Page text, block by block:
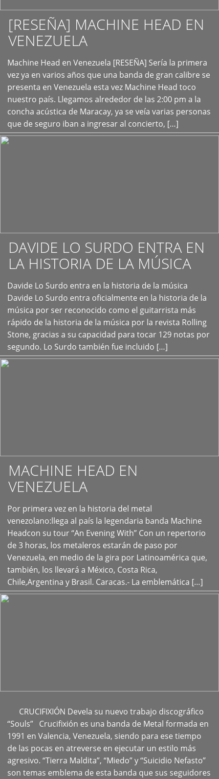
[RESEÑA] MACHINE HEAD EN
VENEZUELA
Machine Head en Venezuela [RESEÑA] Sería la primera
vez ya en varios años que una banda de gran calibre se
presenta en Venezuela esta vez Machine Head toco
nuestro país. Llegamos alrededor de las 2:00 pm a la
concha acústica de Maracay, ya se veía varias personas
que de seguro iban a ingresar al concierto, […]
+
DAVIDE LO SURDO ENTRA EN
LA HISTORIA DE LA MÚSICA
Davide Lo Surdo entra en la historia de la música
Davide Lo Surdo entra oficialmente en la historia de la
música por ser reconocido como el guitarrista más
rápido de la historia de la música por la revista Rolling
Stone, gracias a su capacidad para tocar 129 notas por
segundo. Lo Surdo también fue incluido […]
+
MACHINE HEAD EN
VENEZUELA
Por primera vez en la historia del metal
venezolano:llega al país la legendaria banda Machine
Headcon su tour “An Evening With” Con un repertorio
de 3 horas, los metaleros estarán de paso por
Venezuela, en medio de la gira por Latinoamérica que,
también, los llevará a México, Costa Rica,
Chile,Argentina y Brasil. Caracas.- La emblemática […]
+
CRUCIFIXIÓN Devela su nuevo trabajo discográfico
“Souls” Crucifixión es una banda de Metal formada en
1991 en Valencia, Venezuela, siendo para ese tiempo
de las pocas en atreverse en ejecutar un estilo más
agresivo. “Tierra Maldita”, “Miedo” y “Suicidio Nefasto”
son temas emblema de esta banda que sus seguidores
+